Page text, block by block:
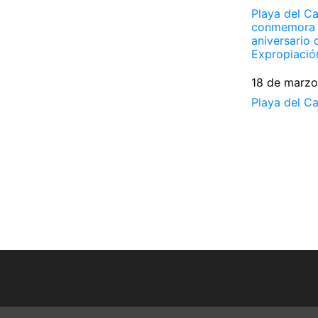
Playa del
conmemora
aniversario
Fecha
18 de
Respecto a
Playa del